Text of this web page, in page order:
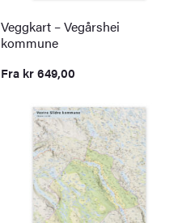
Veggkart – Vegårshei
kommune
Fra kr649,00